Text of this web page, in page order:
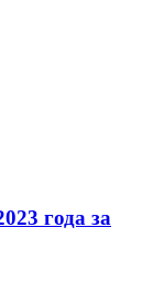
года за